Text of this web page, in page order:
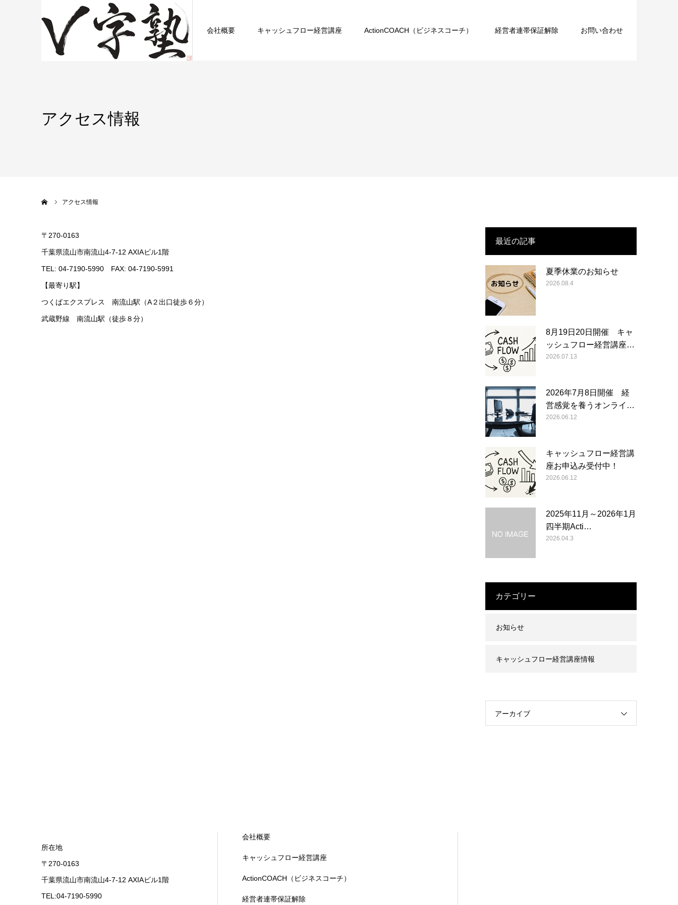
会社概要 キャッシュフロー経営講座 ActionCOACH（ビジネスコーチ） 経営者連帯保証解除 お問い合わせ
アクセス情報
アクセス情報
〒270-0163
千葉県流山市南流山4-7-12 AXIAビル1階
TEL: 04-7190-5990 FAX: 04-7190-5991
【最寄り駅】
つくばエクスプレス 南流山駅（A２出口徒歩６分）
武蔵野線 南流山駅（徒歩８分）
最近の記事
夏季休業のお知らせ
2026.08.4
8月19日20日開催 キャ
ッシュフロー経営講座…
2026.07.13
2026年7月8日開催 経
営感覚を養うオンライ…
2026.06.12
キャッシュフロー経営講
座お申込み受付中！
2026.06.12
2025年11月～2026年1月
四半期Acti…
2026.04.3
カテゴリー
お知らせ
キャッシュフロー経営講座情報
アーカイブ
所在地
〒270-0163
千葉県流山市南流山4-7-12 AXIAビル1階
TEL:04-7190-5990
会社概要
キャッシュフロー経営講座
ActionCOACH（ビジネスコーチ）
経営者連帯保証解除